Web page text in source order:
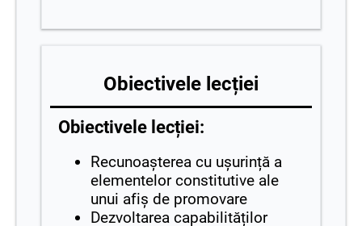
Obiectivele lecției
Obiectivele lecției:
Recunoașterea cu ușurință a
elementelor constitutive ale
unui afiș de promovare
Dezvoltarea capabilităților